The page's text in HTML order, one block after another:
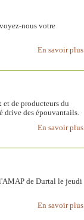
nous votre
En savoir plus
de producteurs du
drive des épouvantails.
En savoir plus
de Durtal le jeudi
En savoir plus